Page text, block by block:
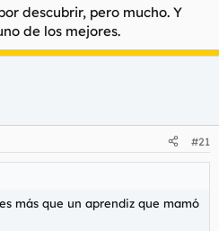
descubrir, pero mucho. Y
de los mejores.
#21
más que un aprendiz que mamó